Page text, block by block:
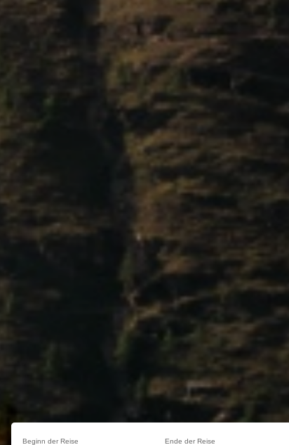
Beginn der Reise Ende der Reise